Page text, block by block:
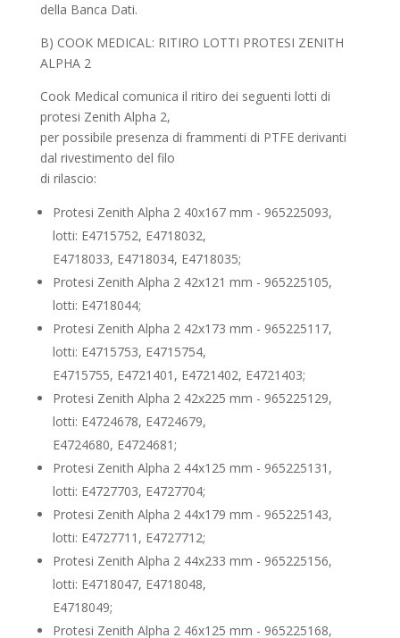
della Banca Dati.
B) COOK MEDICAL: RITIRO LOTTI PROTESI ZENITH
ALPHA 2
Cook Medical comunica il ritiro dei seguenti lotti di
protesi Zenith Alpha 2,
per possibile presenza di frammenti di PTFE derivanti
dal rivestimento del filo
di rilascio:
Protesi Zenith Alpha 2 40x167 mm - 965225093,
lotti: E4715752, E4718032,
E4718033, E4718034, E4718035;
Protesi Zenith Alpha 2 42x121 mm - 965225105,
lotti: E4718044;
Protesi Zenith Alpha 2 42x173 mm - 965225117,
lotti: E4715753, E4715754,
E4715755, E4721401, E4721402, E4721403;
Protesi Zenith Alpha 2 42x225 mm - 965225129,
lotti: E4724678, E4724679,
E4724680, E4724681;
Protesi Zenith Alpha 2 44x125 mm - 965225131,
lotti: E4727703, E4727704;
Protesi Zenith Alpha 2 44x179 mm - 965225143,
lotti: E4727711, E4727712;
Protesi Zenith Alpha 2 44x233 mm - 965225156,
lotti: E4718047, E4718048,
E4718049;
Protesi Zenith Alpha 2 46x125 mm - 965225168,